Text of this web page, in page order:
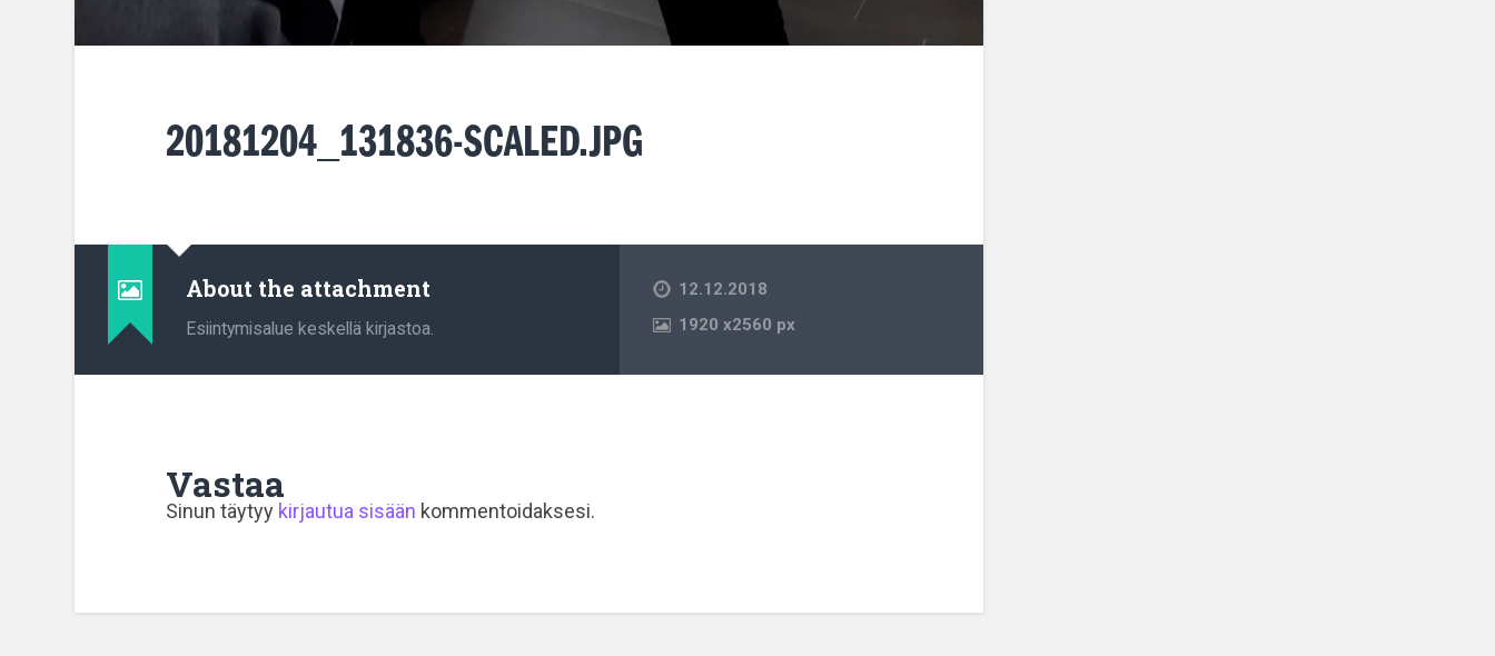
20181204_131836-SCALED.JPG
About the attachment
Esiintymisalue keskellä kirjastoa.
12.12.2018
1920x2560 px
Vastaa
Sinun täytyy kirjautua sisään kommentoidaksesi.